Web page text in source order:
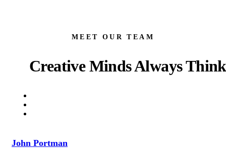
MEET OUR TEAM
Creative Minds Always
John Portman